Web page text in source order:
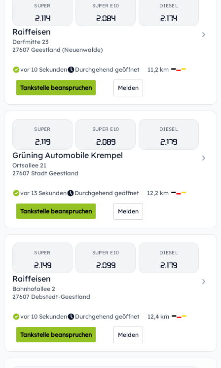
SUPER
2.114
SUPER E10
2.084
DIESEL
2.174
Raiffeisen
Dorfmitte 23
27607 Geestland (Neuenwalde)
vor 10 Sekunden Durchgehend geöffnet 11,2 km
Tankstelle beanspruchen Melden
SUPER
2.119
SUPER E10
2.089
DIESEL
2.179
Grüning Automobile Krempel
Ortsallee 21
27607 Stadt Geestland
vor 13 Sekunden Durchgehend geöffnet 12,2 km
Tankstelle beanspruchen Melden
SUPER
2.149
SUPER E10
2.099
DIESEL
2.179
Raiffeisen
Bahnhofallee 2
27607 Debstedt-Geestland
vor 10 Sekunden Durchgehend geöffnet 12,4 km
Tankstelle beanspruchen Melden